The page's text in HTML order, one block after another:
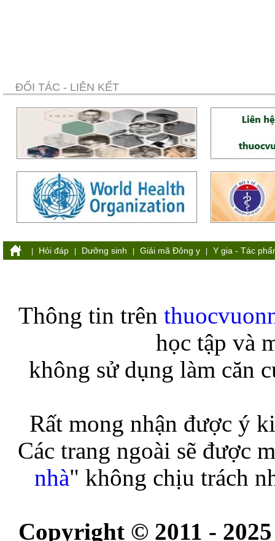
ĐỐI TÁC - LIÊN KẾT
Hỏi đáp Dưỡng sinh Giải mã Đông y Y gia - Tác
Thông tin trên
học tập và
không sử dụng làm căn
Rất mong nhận được ý
Các trang ngoài sẽ được
nhà" không chịu trách
Copyright © 2011 - 2025